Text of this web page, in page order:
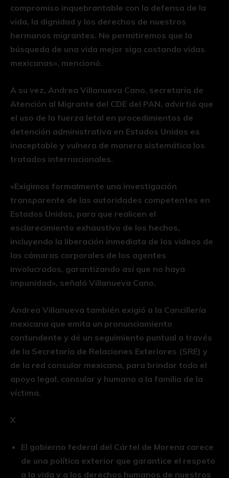
compromiso inquebrantable con la defensa de la
vida, la dignidad y los derechos de nuestros
hermanos migrantes. No permitiremos que la
búsqueda de una vida mejor siga costando vidas
mexicanas», mencionó.
A su vez, Andrea Villanueva Cano, secretaria de
Atención al Migrante del CDE del PAN, advirtió que
el uso de la fuerza letal en procedimientos de
detención administrativa en Estados Unidos es
inaceptable y vulnera de manera sistemática los
tratados internacionales.
«Exigimos formalmente una investigación
transparente de las autoridades competentes en
Estados Unidos, para que realicen el
esclarecimiento exhaustivo de los hechos,
incluyendo la liberación inmediata de los videos de
las cámaras corporales de los agentes
involucrados, garantizando así que no haya
impunidad», señaló Villanueva Cano.
Andrea Villanueva también exigió a la Cancillería
mexicana que emita un pronunciamiento
contundente y dé un seguimiento puntual a través
de la Secretaría de Relaciones Exteriores (SRE) y
de la red consular mexicana, para brindar todo el
apoyo legal, consular y humano a la familia de la
víctima.
X
El gobierno federal del Cártel de Morena carece
de una política exterior que garantice el respeto
a la vida y a los derechos humanos de nuestros